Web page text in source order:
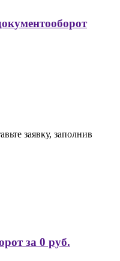
заявку, заполнив
за 0 руб.